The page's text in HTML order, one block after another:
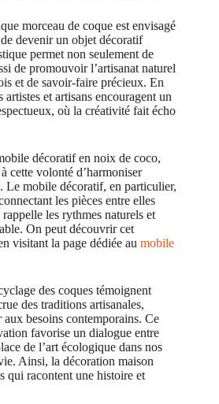
morceau de coque est envisagé
devenir un objet décoratif
permet non seulement de
de promouvoir l’artisanat naturel
et de savoir-faire précieux. En
et artisans encouragent un
où la créativité fait écho
décoratif en noix de coco,
cette volonté d’harmoniser
Le mobile décoratif, en particulier,
les pièces entre elles
les rythmes naturels et
On peut découvrir cet
visitant la page dédiée au mobile
des coques témoignent
des traditions artisanales,
aux besoins contemporains. Ce
favorise un dialogue entre
de l’art écologique dans nos
Ainsi, la décoration maison
qui racontent une histoire et